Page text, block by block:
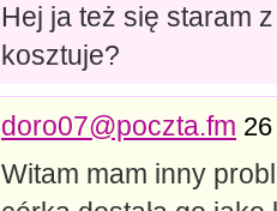
Hej ja też się staram
kosztuje?
doro07@poczta.fm
Witam mam inny